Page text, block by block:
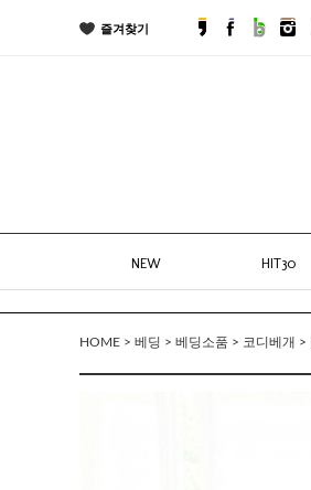
즐겨찾기
NEW HIT30
HOME > 베딩 > 베딩소품 > 코디베개 >